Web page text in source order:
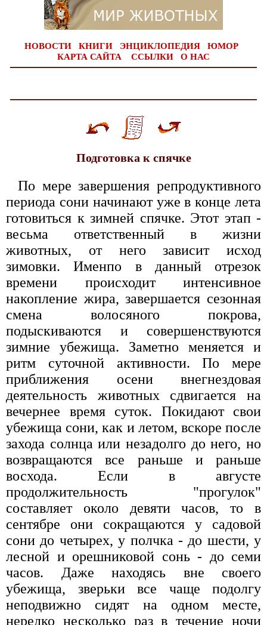
НОВОСТИ КНИГИ ЭНЦИКЛОПЕДИЯ
ЮМОР
КАРТА САЙТА
ССЫЛКИ О НАС
Подготовка к спячке
По мере завершения репродуктивного
периода сони начинают уже в конце лета
готовиться к зимней спячке. Этот этап -
весьма ответственный в жизни
животных, от него зависит исход
зимовки. Именпо в данный отрезок
времени происходит интенсивное
накопление жира, завершается сезонная
смена волосяного покрова,
подыскиваются и совершенствуются
зимние убежища. Заметно меняется и
ритм суточной активности. По мере
приближения осени внегнездовая
деятельность животных сдвигается на
вечернее время суток. Покидают свои
убежища сони, как и летом, вскоре после
захода солнца или незадолго до него, но
возвращаются все раньше и раньше
восхода. Если в августе
продолжительность "прогулок"
составляет около девяти часов, то в
сентябре они сокращаются у садовой
сони до четырех, у полчка - до шести, у
лесной и орешниковой сонь - до семи
часов. Даже находясь вне своего
убежища, зверьки все чаще подолгу
неподвижно сидят на одном месте,
нередко несколько раз в течение ночи